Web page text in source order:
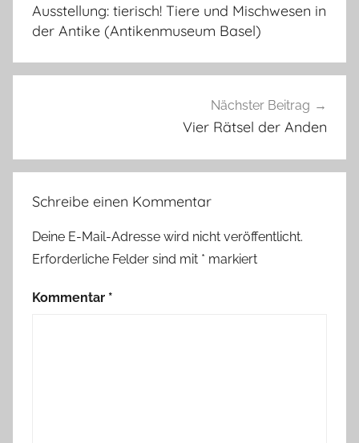
Ausstellung: tierisch! Tiere und Mischwesen in
der Antike (Antikenmuseum Basel)
Nächster Beitrag
Vier Rätsel der Anden
Schreibe einen Kommentar
Deine E-Mail-Adresse wird nicht veröffentlicht.
Erforderliche Felder sind mit * markiert
Kommentar *